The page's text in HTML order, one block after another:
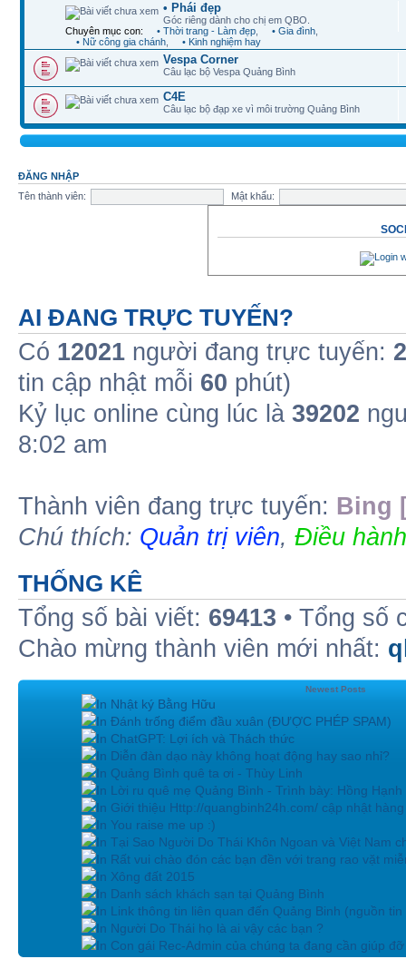
• Phái đẹp
Góc riêng dành cho chị em QBO.
Chuyên mục con:
• Thời trang - Làm đẹp • Gia đình
• Nữ công gia chánh
• Kinh nghiệm hay
Vespa Corner
Câu lạc bộ Vespa Quảng Bình
C4E
Câu lạc bộ đạp xe vì môi trường Quảng Bình
ĐĂNG NHẬP
Tên thành viên:
Mật khẩu:
AI ĐANG TRỰC TUYẾN?
Có 12021 người đang trực tuyến: 2
tin cập nhật mỗi 60 phút)
Kỷ lục online cùng lúc là 39202
8:02 am
Thành viên đang trực tuyến: Bing
Chú thích: Quản trị viên, Điều
THỐNG KÊ
Tổng số bài viết: 69413 • Tổng số
Chào mừng thành viên mới nhất:
Newest Posts
In Nhật ký Bằng Hữu
In Đánh trống điểm đầu xuân (ĐƯỢC PHÉP SPAM)
In ChatGPT: Lợi ích và Thách thức
In Diễn đàn dạo này không hoạt động hay sao nhỉ?
In Quảng Bình quê ta ơi - Thùy Linh
In Lời ru quê mẹ Quảng Bình - Trình bày: Hồng Hạnh
In Giới thiệu Http://quangbinh24h.com/ cập nhật
In You raise me up :)
In Tại Sao Người Do Thái Khôn Ngoan và Việt Nam
In Rất vui chào đón các bạn đền với trang rao vặt
In Xông đất 2015
In Danh sách khách sạn tại Quảng Bình
In Link thông tin liên quan đến Quảng Binh (nguồn tin
In Người Do Thái họ là ai vậy các bạn ?
In Con gái Rec-Admin của chúng ta đang cần giúp